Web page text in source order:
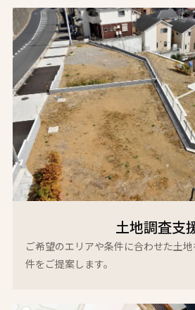
土地調査支
ご希望のエリアや条件に合わせた土
件をご提案します。